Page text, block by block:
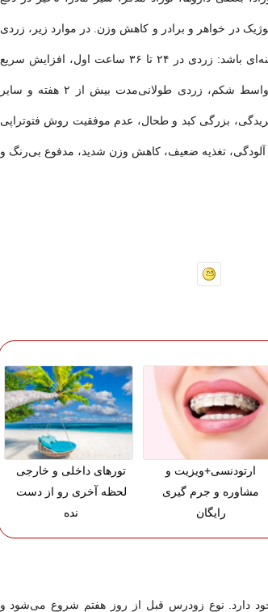
در خواهر و برادر و کاهش وزن. در موارد زیر، زردی
ممکن است به علت بیماری زمینه‌ای باشد: زردی در ۲۴ تا ۳۶ ساعت اول، افزایش سریع
بیلی روبین، گسترش زردی تا اواسط شکم، زردی طولانی‌مدت بیش از ۲ هفته و سایر
بزرگی کبد و طحال، عدم موفقیت روش فتوتراپی
تغذیه ضعیف، کاهش وزن شدید، مدفوع بی‌رنگ و
ارتودنسی+ویزیت و
مشاوره و جرم گیری
رایگان
تورهای داخلی و خارجی
لحظه آخری رو از دست
نده
دارد. نوع زودرس قبل از روز هفتم شروع می‌شود و